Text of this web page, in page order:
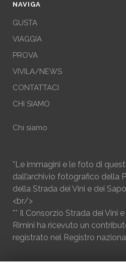
NAVIGA
GUSTA
VIAGGIA
PROVA
VIVILA/NEWS
CONTATTACI
CHI SIAMO
Chi siamo
*Le immagini e le foto di
dall’archivio fotografico della
della Strada dei Vini e dei
<br/>
** Il Consorzio Strada dei Vini
Rimini ha ricevuto un
registrato nel Registro